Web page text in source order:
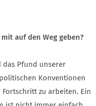
auf den Weg geben?
das Pfund unserer
Konventionen
zu arbeiten. Ein